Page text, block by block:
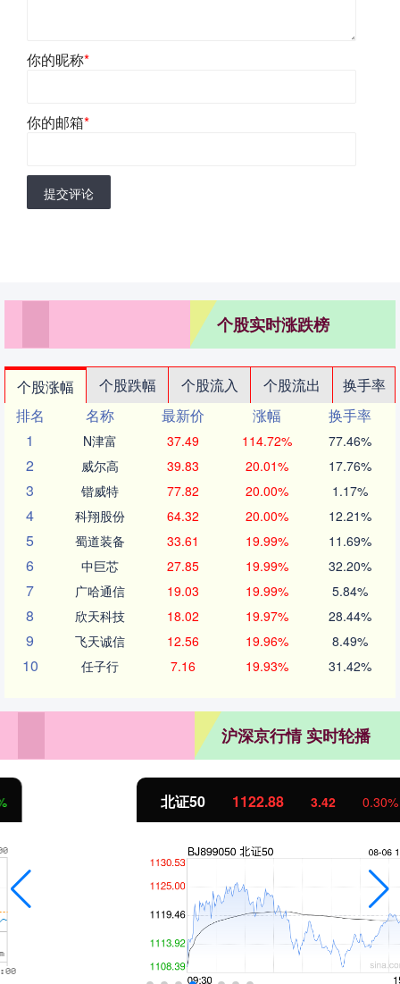
你的昵称*
你的邮箱*
提交评论
个股实时涨跌榜
个股涨幅 个股跌幅 个股流入 个股流出
换手率
排名
名称 最新价 涨幅
换手率
1
N津富 37.49 114.72% 77.46%
2 威尔高 39.83 20.01% 17.76%
3 锴威特 77.82 20.00% 1.17%
4 科翔股份 64.32 20.00% 12.21%
5 蜀道装备 33.61 19.99% 11.69%
6 中巨芯 27.85 19.99% 32.20%
7 广哈通信 19.03 19.99% 5.84%
8 欣天科技 18.02 19.97% 28.44%
9 飞天诚信 12.56 19.96% 8.49%
10 任子行 7.16 19.93% 31.42%
沪深京行情 实时轮播
1122.88 3.42 0.30%